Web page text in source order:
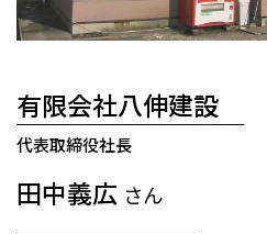
有限会社八伸建設
代表取締役社長
田中義広 さん